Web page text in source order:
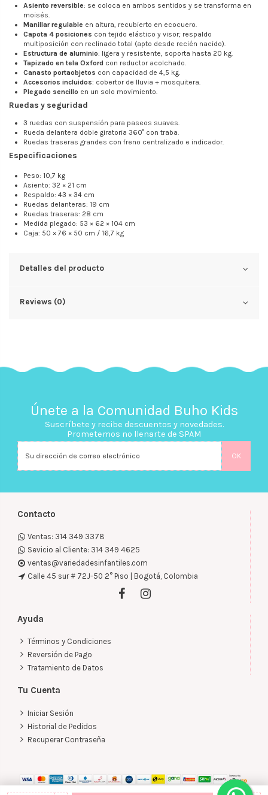
Asiento reversible: se coloca en ambos sentidos y se transforma en
moisés.
Manillar regulable en altura, recubierto en ecocuero.
Capota 4 posiciones con tejido elástico y visor; respaldo
multiposición con reclinado total (apto desde recién nacido).
Estructura de aluminio: ligera y resistente, soporta hasta 20 kg.
Tapizado en tela Oxford con reductor acolchado.
Canasto portaobjetos con capacidad de 4,5 kg.
Accesorios incluidos: cobertor de lluvia + mosquitera.
Plegado sencillo en un solo movimiento.
Ruedas y seguridad
3 ruedas con suspensión para paseos suaves.
Rueda delantera doble giratoria 360° con traba.
Ruedas traseras grandes con freno centralizado e indicador.
Especificaciones
Peso: 10,7 kg
Asiento: 32 × 21 cm
Respaldo: 43 × 34 cm
Ruedas delanteras: 19 cm
Ruedas traseras: 28 cm
Medida plegado: 53 × 62 × 104 cm
Caja: 50 × 76 × 50 cm / 16,7 kg
Detalles del producto
Reviews (0)
Únete a la Comunidad Buho Kids
Suscríbete y recibe descuentos y novedades.
Prometemos no llenarte de SPAM
Contacto
Ventas: 314 349 3378
Sevicio al Cliente: 314 349 4625
ventas@variedadesinfantiles.com
Calle 45 sur # 72J-50 2° Piso | Bogotá, Colombia
Ayuda
Términos y Condiciones
Reversión de Pago
Tratamiento de Datos
Tu Cuenta
Iniciar Sesión
Historial de Pedidos
Recuperar Contraseña